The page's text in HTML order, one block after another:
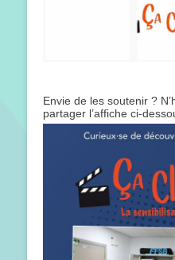
Envie de les soutenir ?
partager l’affiche ci-